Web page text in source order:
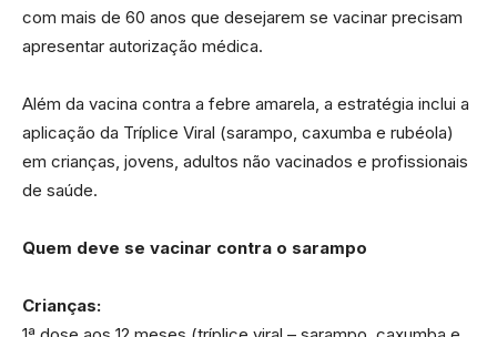
com mais de 60 anos que desejarem se vacinar precisam
apresentar autorização médica.
Além da vacina contra a febre amarela, a estratégia inclui a
aplicação da Tríplice Viral (sarampo, caxumba e rubéola)
em crianças, jovens, adultos não vacinados e profissionais
de saúde.
Quem deve se vacinar contra o sarampo
Crianças: